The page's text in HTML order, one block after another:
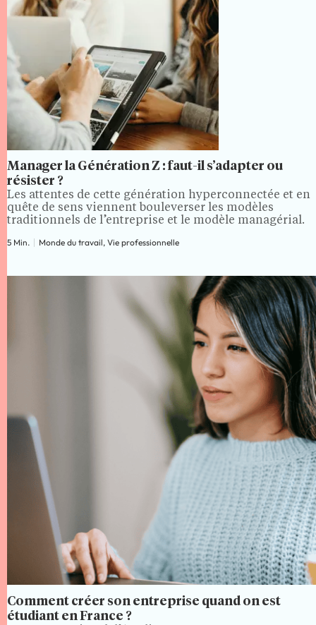
Manager la Génération Z : faut-il s’adapter ou
résister ?
Les attentes de cette génération hyperconnectée et en
quête de sens viennent bouleverser les modèles
traditionnels de l’entreprise et le modèle managérial.
5 Min. Monde du travail, Vie professionnelle
Comment créer son entreprise quand on est
étudiant en France ?